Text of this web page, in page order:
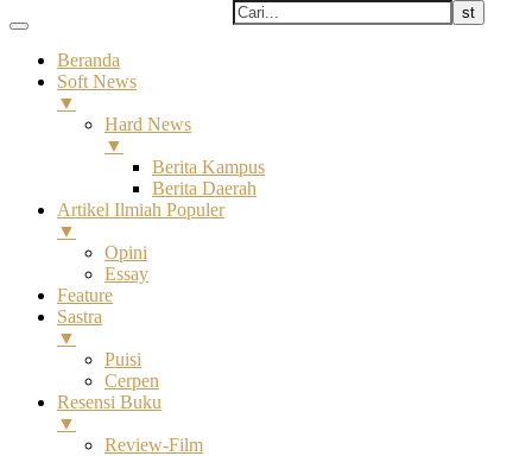
Beranda
Soft News
▼
Hard News
▼
Berita Kampus
Berita Daerah
Artikel Ilmiah Populer
▼
Opini
Essay
Feature
Sastra
▼
Puisi
Cerpen
Resensi Buku
▼
Review-Film